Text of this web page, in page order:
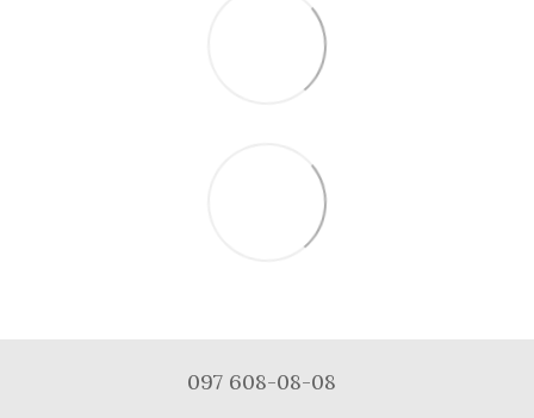
097 608-08-08